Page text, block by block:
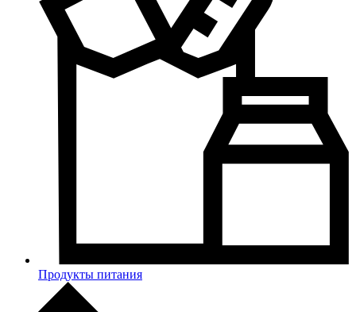
Продукты питания